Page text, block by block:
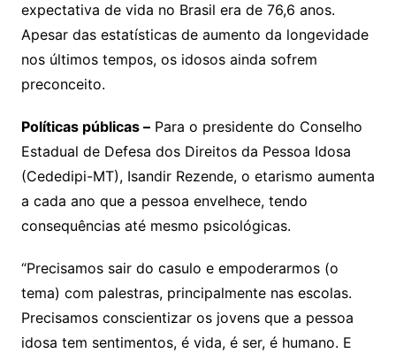
expectativa de vida no Brasil era de 76,6 anos.
Apesar das estatísticas de aumento da longevidade
nos últimos tempos, os idosos ainda sofrem
preconceito.
Políticas públicas –Para o presidente do Conselho
Estadual de Defesa dos Direitos da Pessoa Idosa
(Cededipi-MT), Isandir Rezende, o etarismo aumenta
a cada ano que a pessoa envelhece, tendo
consequências até mesmo psicológicas.
“Precisamos sair do casulo e empoderarmos (o
tema) com palestras, principalmente nas escolas.
Precisamos conscientizar os jovens que a pessoa
idosa tem sentimentos, é vida, é ser, é humano. E